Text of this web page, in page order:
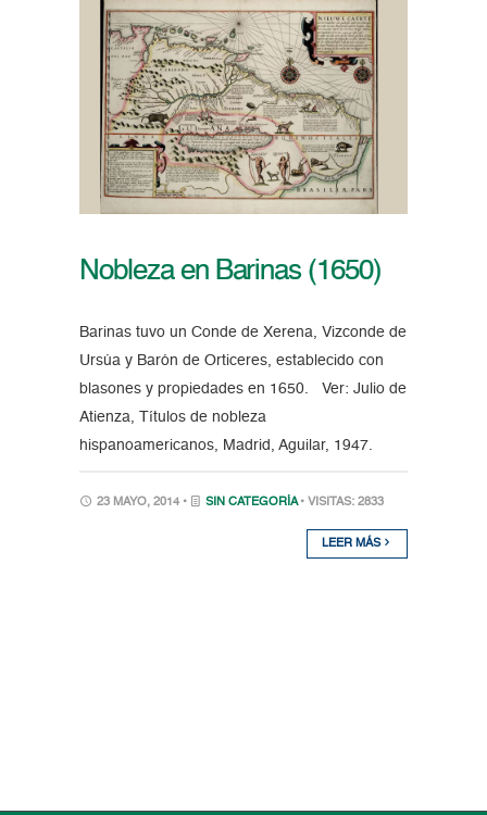
Nobleza en Barinas (1650)
Barinas tuvo un Conde de Xerena, Vizconde de
Ursúa y Barón de Orticeres, establecido con
blasones y propiedades en 1650. Ver: Julio de
Atienza, Títulos de nobleza
hispanoamericanos, Madrid, Aguilar, 1947.
23 MAYO, 2014 • SIN CATEGORÍA • VISITAS: 2833
LEER MÁS